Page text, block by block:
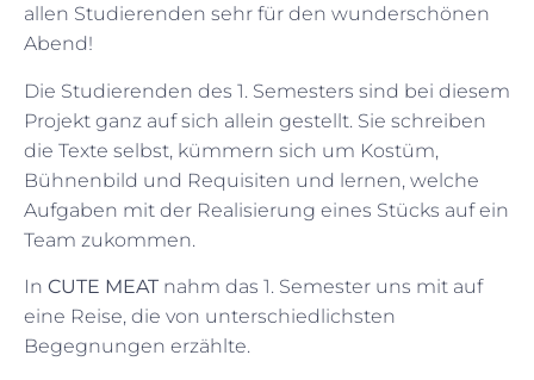
allen Studierenden sehr für den wunderschönen
Abend!
Die Studierenden des 1. Semesters sind bei diesem
Projekt ganz auf sich allein gestellt. Sie schreiben
die Texte selbst, kümmern sich um Kostüm,
Bühnenbild und Requisiten und lernen, welche
Aufgaben mit der Realisierung eines Stücks auf ein
Team zukommen.
In CUTE MEAT nahm das 1. Semester uns mit auf
eine Reise, die von unterschiedlichsten
Begegnungen erzählte.